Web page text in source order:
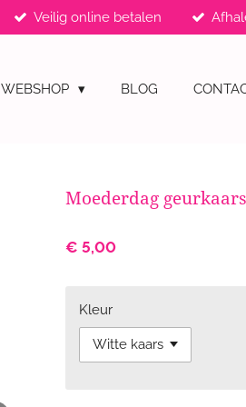
Veilig online betalen
WEBSHOP BLOG
Moederdag geurkaars
€ 5,00
Kleur